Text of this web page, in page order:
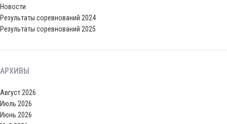
Новости
Результаты соревнований 2024
Результаты соревнований 2025
АРХИВЫ
Август 2026
Июль 2026
Июнь 2026